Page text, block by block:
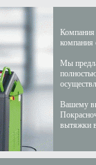
Компания
компания
Мы
Вашему
вытяжки